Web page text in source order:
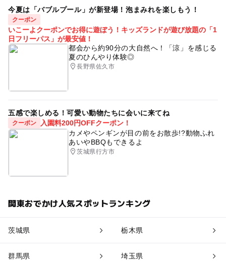
今夏は「バブルプール」が新登場！泡まみれを楽しもう！
クーポン
いこーよクーポンでお得に遊ぼう！キッズランドが遊び放題の「1
日フリーパス」が最安値！
都会から約90分の大自然へ！「涼」を感じる
夏のひんやり体験◎
長野県佐久市
五感で楽しめる！可愛い動物たちに会いに来てね
クーポン
入園料200円OFFクーポン！
カメやペンギンが目の前をお散歩!?動物ふれ
あいやBBQもできるよ
茨城県行方市
関東おでかけ人気スポットランキング
茨城県 栃木県
群馬県 埼玉県